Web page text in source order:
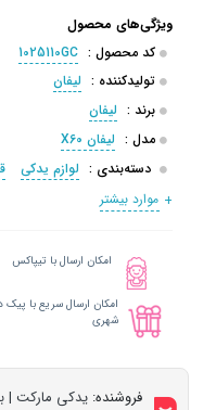
ویژگی‌های محصول
کد محصول : 1025110GC
تولیدکننده : لیفان
برند : لیفان
مدل : لیفان X60
دسته‌بندی : لوازم یدکی
موارد بیشتر
امکان ارسال با تیپاکس
امکان ارسال سریع با پیک
شهری
فروشنده: یدکی مارکت |